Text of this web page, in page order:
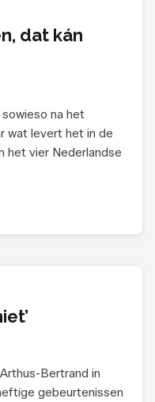
dat kán
na het
wat levert het in de
het vier Nederlandse
Bertrand in
gebeurtenissen